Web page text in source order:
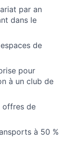
par an
dans le
de
pour
à un club de
offres de
à 50 %